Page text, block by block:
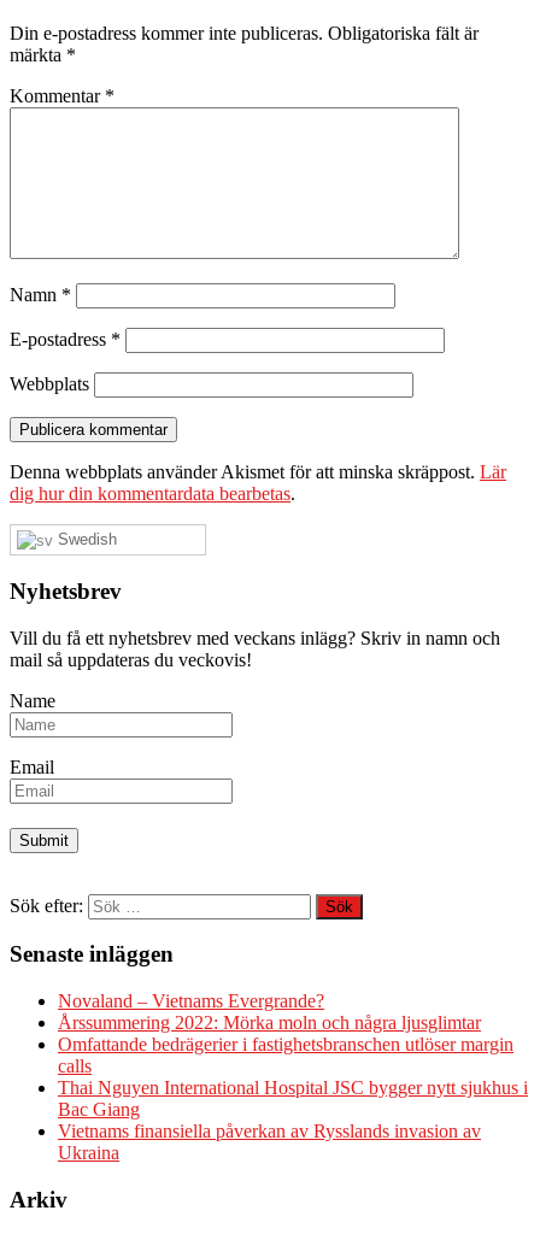
Din e-postadress kommer inte publiceras. Obligatoriska fält är
märkta *
Kommentar *
Namn *
E-postadress *
Webbplats
Denna webbplats använder Akismet för att minska skräppost. Lär
dig hur din kommentardata bearbetas.
Swedish
Nyhetsbrev
Vill du få ett nyhetsbrev med veckans inlägg? Skriv in namn och
mail så uppdateras du veckovis!
Name
Email
Sök efter:
Senaste inläggen
Novaland – Vietnams Evergrande?
Årssummering 2022: Mörka moln och några ljusglimtar
Omfattande bedrägerier i fastighetsbranschen utlöser margin
calls
Thai Nguyen International Hospital JSC bygger nytt sjukhus i
Bac Giang
Vietnams finansiella påverkan av Rysslands invasion av
Ukraina
Arkiv